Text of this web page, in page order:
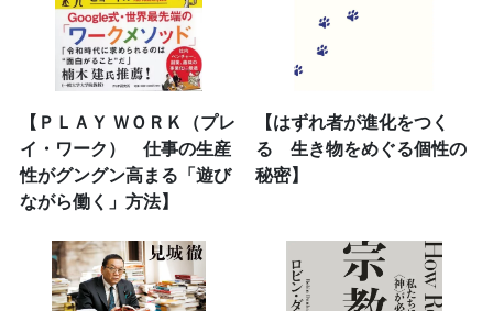
【ＰＬＡＹ ＷＯＲＫ（プレ
イ・ワーク） 仕事の生産
性がグングン高まる「遊び
ながら働く」方法】
【はずれ者が進化をつく
る 生き物をめぐる個性の
秘密】